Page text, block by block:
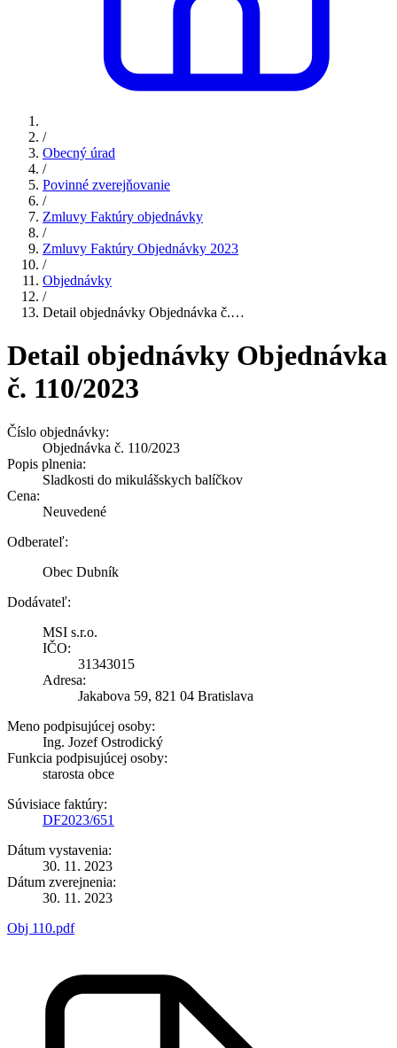
/
Obecný úrad
/
Povinné zverejňovanie
/
Zmluvy Faktúry objednávky
/
Zmluvy Faktúry Objednávky 2023
/
Objednávky
/
Detail objednávky Objednávka č.…
Detail objednávky Objednávka
č. 110/2023
Číslo objednávky:
Objednávka č. 110/2023
Popis plnenia:
Sladkosti do mikulášskych balíčkov
Cena:
Neuvedené
Odberateľ:
Obec Dubník
Dodávateľ:
MSI s.r.o.
IČO:
31343015
Adresa:
Jakabova 59, 821 04 Bratislava
Meno podpisujúcej osoby:
Ing. Jozef Ostrodický
Funkcia podpisujúcej osoby:
starosta obce
Súvisiace faktúry:
DF2023/651
Dátum vystavenia:
30. 11. 2023
Dátum zverejnenia:
30. 11. 2023
Obj 110.pdf